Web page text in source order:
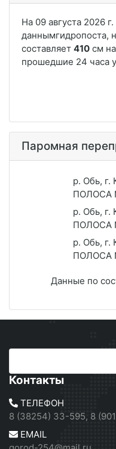
Паромная
р. Обь, г.
ПОЛОСА
р. Обь, г.
ПОЛОСА
р. Обь, г.
ПОЛОСА
Данные по
Контакты
ТЕЛЕФОН
8 (38254) 33-595, 8
EMAIL